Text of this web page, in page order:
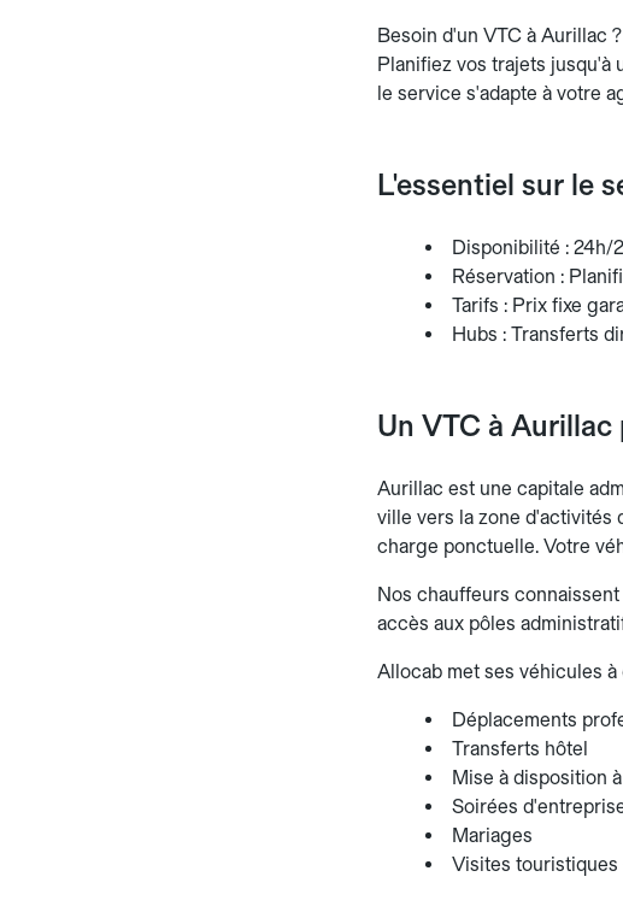
Besoin d'un VTC à Aurillac
Planifiez vos trajets jusqu'à
le service s'adapte à votre
L'essentiel sur le
Disponibilité : 24h/
Réservation :
Tarifs : Prix fixe
Hubs : Transferts
Un VTC à
Aurillac est une capitale
ville vers la zone d'activités
charge ponctuelle. Votre
Nos chauffeurs
accès aux pôles
Allocab met ses véhicules
Déplacements
Transferts hôtel
Mise à disposition
Soirées
Mariages
Visites touristiques